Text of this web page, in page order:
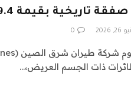
بقيمة 9.4 مليار دولار في الصين
2026
0
ذات الجسم العريض،…